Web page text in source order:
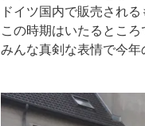
ドイツ国内で販売され
この時期はいたるところ
みんな真剣な表情で今年